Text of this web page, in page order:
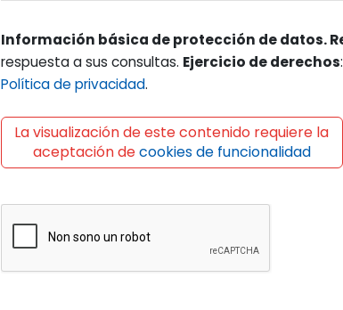
Información básica de protección de datos.
respuesta a sus consultas. Ejercicio de derechos
Política de privacidad.
La visualización de este contenido requiere la
aceptación decookies de funcionalidad